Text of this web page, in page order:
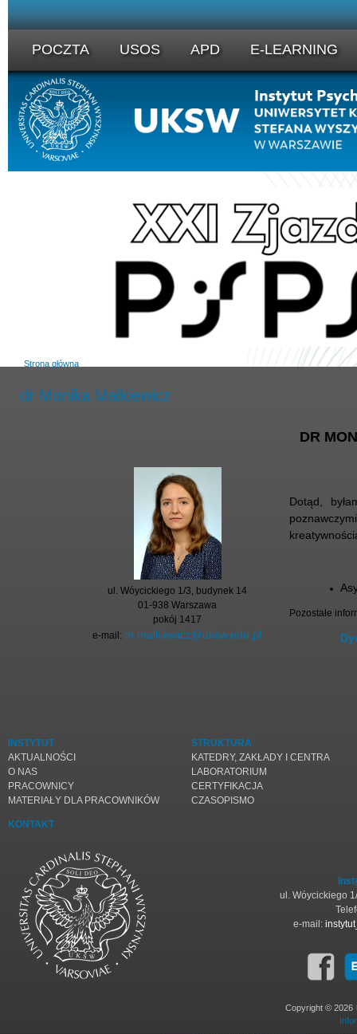
POCZTA USOS APD E-LEARNING
Strona główna
dr Monika Małkiewicz
DR
ul. Wóycickiego 1/3, budynek 14
01-938 Warszawa
pokój 1417
e-mail: m.malkiewicz@uksw.edu.pl
Dotąd,
Pozostałe
INSTYTUT
AKTUALNOŚCI
O NAS
PRACOWNICY
MATERIAŁY DLA PRACOWNIKÓW
KONTAKT
STRUKTURA
KATEDRY, ZAKŁADY I CENTRA
LABORATORIUM
CERTYFIKACJA
CZASOPISMO
ul. Wóycickiego
e-mail:
Copyright © 2026